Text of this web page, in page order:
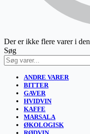
Der er ikke flere varer i
Søg
ANDRE VARER
BITTER
GAVER
HVIDVIN
KAFFE
MARSALA
ØKOLOGISK